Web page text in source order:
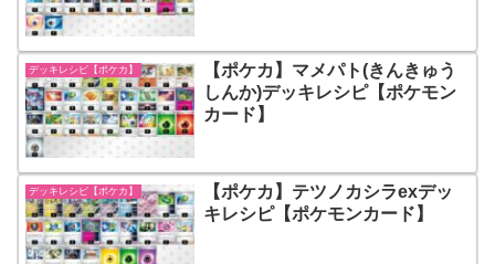
デッキレシピ【ポケカ】
【ポケカ】マメパト(きんきゅう
しんか)デッキレシピ【ポケモン
カード】
デッキレシピ【ポケカ】
【ポケカ】テツノカシラexデッ
キレシピ【ポケモンカード】